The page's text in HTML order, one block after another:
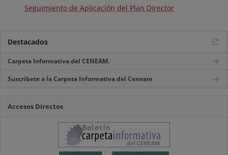
Seguimiento de Aplicación del Plan Director
Destacados
Carpeta Informativa del CENEAM.
Suscríbete a la Carpeta Informativa del Ceneam
Accesos Directos